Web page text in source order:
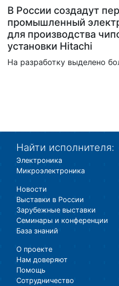
В России создадут
промышленный
для производства
установки Hitachi
На разработку выделено
Найти исполнителя:
Электроника
Микроэлектроника
Новости
Выставки в России
Зарубежные выставки
Семинары и конференции
База знаний
О проекте
Нам доверяют
Помощь
Сотрудничество